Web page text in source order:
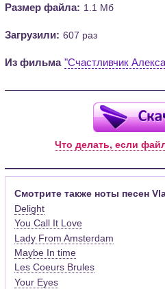
Размер файла: 1.1 Мб
Загрузили: 607 раз
Из фильма "Счастливчик
Что делать, если
Смотрите также ноты песен
Delight
You Call It Love
Lady From Amsterdam
Maybe In time
Les Coeurs Brules
Your Eyes